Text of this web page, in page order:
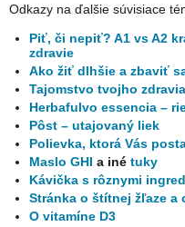
Odkazy na ďalšie súvisiace
Piť, či nepiť? A1 vs A2
zdravie
Ako žiť dlhšie a zbaviť
Tajomstvo tvojho
Herbafulvo essencia –
Pôst – utajovaný liek
Polievka, ktorá Vás
Maslo GHIa inétuky
Kávička s rôznymi
Stránka o štítnej žľaze a
O vitamíne D3